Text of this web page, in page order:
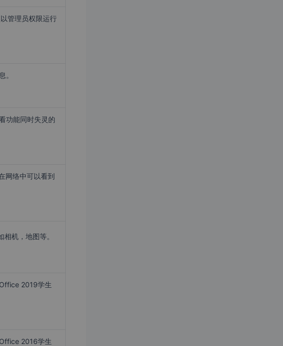
管理员权限运行
。
功能同时失灵的
网络中可以看到
机，地图等。
2019学生
2016学生